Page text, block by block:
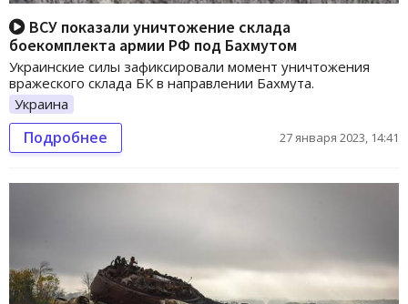
ВСУ показали уничтожение склада
боекомплекта армии РФ под Бахмутом
Украинские силы зафиксировали момент уничтожения
вражеского склада БК в направлении Бахмута.
Украина
Подробнее 27 января 2023, 14:41